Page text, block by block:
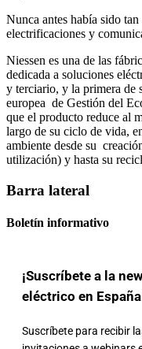
Nunca antes había sido
electrificaciones y
Niessen es una de las
dedicada a soluciones
y terciario, y la primera de
europea de Gestión del
que el producto reduce al
largo de su ciclo de vida,
ambiente desde su
utilización) y hasta su
Barra lateral
Boletín informativo
¡Suscríbete a la
eléctrico en
Suscríbete para recibir